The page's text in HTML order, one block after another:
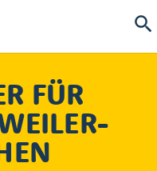
FÜR